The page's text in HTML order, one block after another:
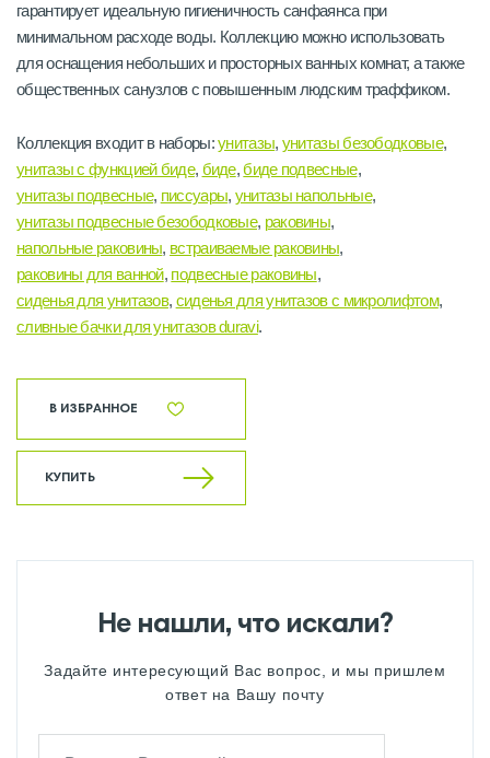
гарантирует идеальную гигиеничность санфаянса при
минимальном расходе воды. Коллекцию можно использовать
для оснащения небольших и просторных ванных комнат, а также
общественных санузлов с повышенным людским траффиком.
Коллекция входит в наборы:унитазы, унитазы безободковые,
унитазы с функцией биде, биде,биде подвесные,
унитазы подвесные, писсуары, унитазы напольные,
унитазы подвесные безободковые, раковины,
напольные раковины, встраиваемые раковины,
раковины для ванной, подвесные раковины,
сиденья для унитазов, сиденья для унитазов с микролифтом,
сливные бачки для унитазов duravi.
В ИЗБРАННОЕ
КУПИТЬ
Не нашли, что искали?
Задайте интересующий Вас вопрос, и мы пришлем
ответ на Вашу почту